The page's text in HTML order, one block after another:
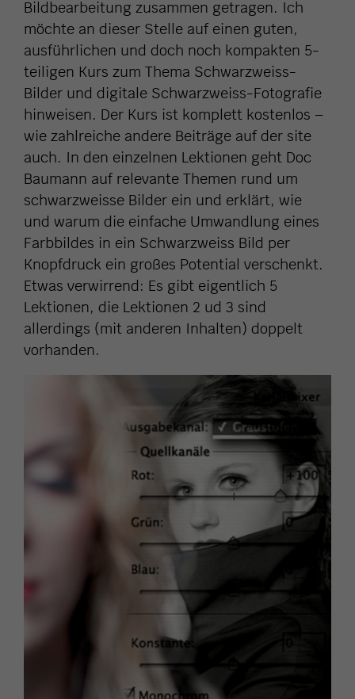
Bildbearbeitung zusammen getragen. Ich
möchte an dieser Stelle auf einen guten,
ausführlichen und doch noch kompakten 5-
teiligen Kurs zum Thema Schwarzweiss-
Bilder und digitale Schwarzweiss-Fotografie
hinweisen. Der Kurs ist komplett kostenlos –
wie zahlreiche andere Beiträge auf der site
auch. In den einzelnen Lektionen geht Doc
Baumann auf relevante Themen rund um
schwarzweisse Bilder ein und erklärt, wie
und warum die einfache Umwandlung eines
Farbbildes in ein Schwarzweiss Bild per
Knopfdruck ein großes Potential verschenkt.
Etwas verwirrend: Es gibt eigentlich 5
Lektionen, die Lektionen 2 ud 3 sind
allerdings (mit anderen Inhalten) doppelt
vorhanden.